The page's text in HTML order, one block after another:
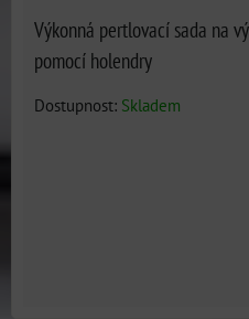
Výkonná pertlovací sada na
pomocí holendry
Dostupnost: Skladem